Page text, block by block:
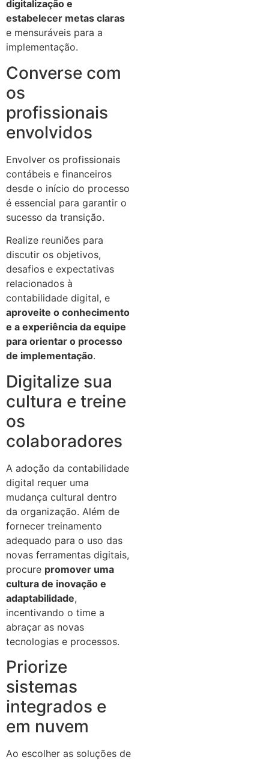
digitalização e
estabelecer metas claras
e mensuráveis para a
implementação.
Converse com
os
profissionais
envolvidos
Envolver os profissionais
contábeis e financeiros
desde o início do processo
é essencial para garantir o
sucesso da transição.
Realize reuniões para
discutir os objetivos,
desafios e expectativas
relacionados à
contabilidade digital, e
aproveite o conhecimento
e a experiência da equipe
para orientar o processo
de implementação.
Digitalize sua
cultura e treine
os
colaboradores
A adoção da contabilidade
digital requer uma
mudança cultural dentro
da organização. Além de
fornecer treinamento
adequado para o uso das
novas ferramentas digitais,
procure promover uma
cultura de inovação e
adaptabilidade,
incentivando o time a
abraçar as novas
tecnologias e processos.
Priorize
sistemas
integrados e
em nuvem
Ao escolher as soluções de